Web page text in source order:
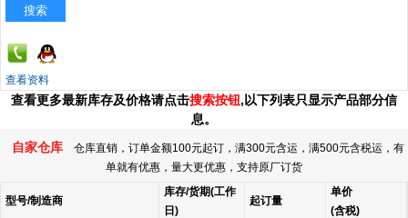
搜索
查看资料
查看更多最新库存及价格请点击搜索按钮,以下列表只显示产品部分信
息。
自家仓库仓库直销，订单金额100元起订，满300元含运，满500元含税运，有
单就有优惠，量大更优惠，支持原厂订货
型号/制造商
库存/货期(工作
日)
起订量
单价
(含税)